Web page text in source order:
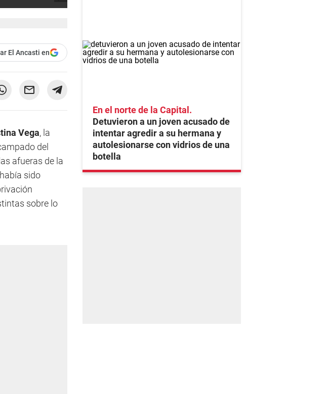
El Ancasti en
Vega, la
del
afueras de la
sido
sobre lo
En el norte de la Capital
Detuvieron a un joven acusado de
intentar agredir a su hermana y
autolesionarse con vidrios de una
botella